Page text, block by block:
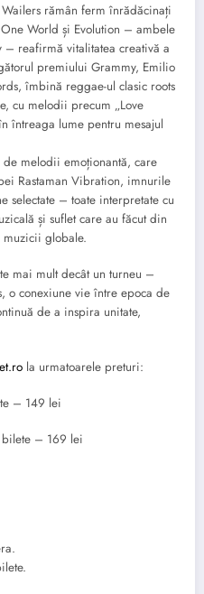
rămân ferm înrădăcinați
World și Evolution – ambele
reafirmă vitalitatea creativă a
premiului Grammy, Emilio
îmbină reggae-ul clasic roots
cu melodii precum „Love
întreaga lume pentru mesajul
de melodii emoționantă, care
Rastaman Vibration, imnurile
selectate – toate interpretate cu
și suflet care au făcut din
globale.
mai mult decât un turneu –
o conexiune vie între epoca de
de a inspira unitate,
la urmatoarele preturi:
– 149 lei
– 169 lei